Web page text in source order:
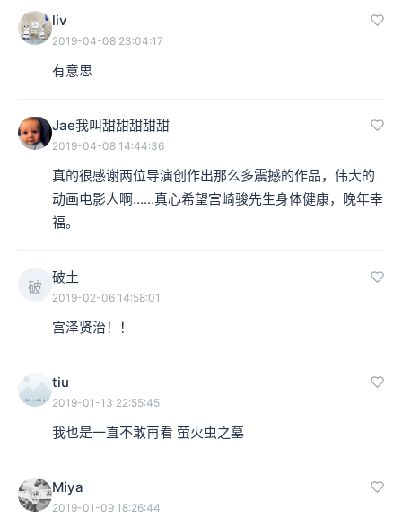
李叔：连起来了。他差不多1960年左右进入东映，先后参
与了很多的电视动画以及电影动画的制作，《阿尔卑斯山
李叔：好像中国引进过的，对吧？
liv
2019-04-08 23:04:17
有意思
Jae我叫甜甜甜甜甜
2019-04-08 14:44:36
真的很感谢两位导演创作出那么多震撼的作品，伟大的
动画电影人啊……真心希望宫崎骏先生身体健康，晚年幸
福。
破
破土
2019-02-06 14:58:01
宫泽贤治！！
tiu
2019-01-13 22:55:45
我也是一直不敢再看 萤火虫之墓
Miya
2019-01-09 18:26:44